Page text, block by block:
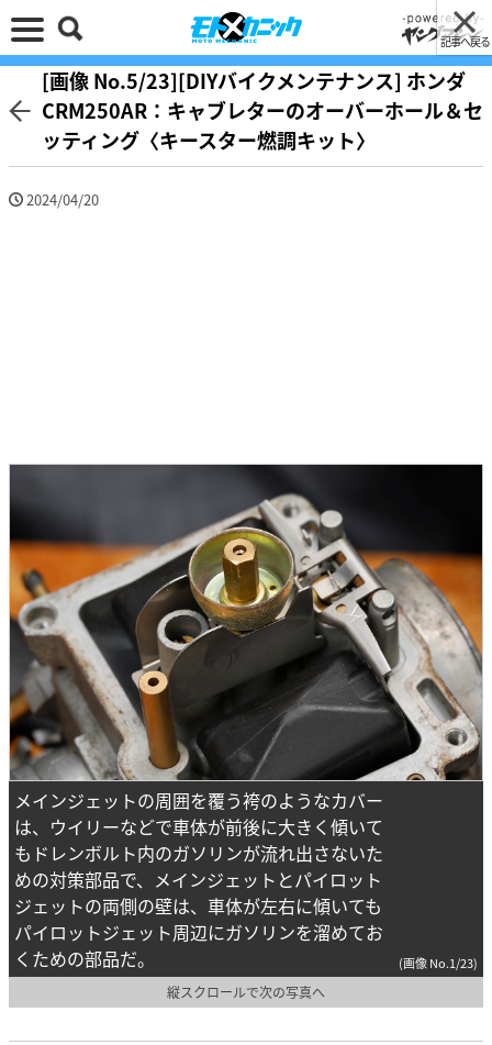
記事へ戻る
[画像 No.5/23][DIYバイクメンテナンス] ホンダ
CRM250AR：キャブレターのオーバーホール＆セ
ッティング〈キースター燃調キット〉
2024/04/20
メインジェットの周囲を覆う袴のようなカバー
は、ウイリーなどで車体が前後に大きく傾いて
もドレンボルト内のガソリンが流れ出さないた
めの対策部品で、メインジェットとパイロット
ジェットの両側の壁は、車体が左右に傾いても
パイロットジェット周辺にガソリンを溜めてお
くための部品だ。
(画像 No.1/23)
縦スクロールで次の写真へ